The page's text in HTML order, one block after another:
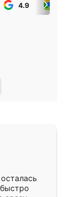
4.9